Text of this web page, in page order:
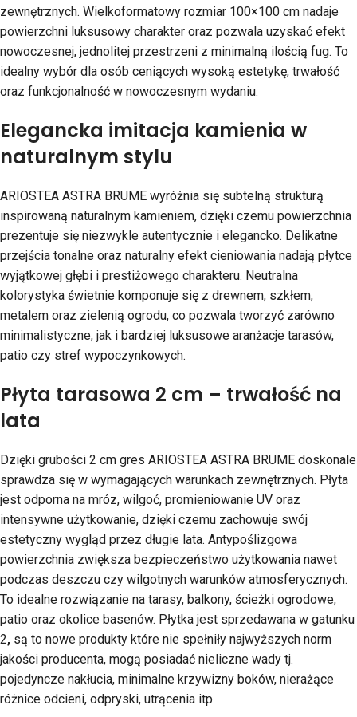
zewnętrznych. Wielkoformatowy rozmiar 100×100 cm nadaje
powierzchni luksusowy charakter oraz pozwala uzyskać efekt
nowoczesnej, jednolitej przestrzeni z minimalną ilością fug. To
idealny wybór dla osób ceniących wysoką estetykę, trwałość
oraz funkcjonalność w nowoczesnym wydaniu.
Elegancka imitacja kamienia w
naturalnym stylu
ARIOSTEA ASTRA BRUME wyróżnia się subtelną strukturą
inspirowaną naturalnym kamieniem, dzięki czemu powierzchnia
prezentuje się niezwykle autentycznie i elegancko. Delikatne
przejścia tonalne oraz naturalny efekt cieniowania nadają płytce
wyjątkowej głębi i prestiżowego charakteru. Neutralna
kolorystyka świetnie komponuje się z drewnem, szkłem,
metalem oraz zielenią ogrodu, co pozwala tworzyć zarówno
minimalistyczne, jak i bardziej luksusowe aranżacje tarasów,
patio czy stref wypoczynkowych.
Płyta tarasowa 2 cm – trwałość na
lata
Dzięki grubości 2 cm gres ARIOSTEA ASTRA BRUME doskonale
sprawdza się w wymagających warunkach zewnętrznych. Płyta
jest odporna na mróz, wilgoć, promieniowanie UV oraz
intensywne użytkowanie, dzięki czemu zachowuje swój
estetyczny wygląd przez długie lata. Antypoślizgowa
powierzchnia zwiększa bezpieczeństwo użytkowania nawet
podczas deszczu czy wilgotnych warunków atmosferycznych.
To idealne rozwiązanie na tarasy, balkony, ścieżki ogrodowe,
patio oraz okolice basenów. Płytka jest sprzedawana w gatunku
2, są to nowe produkty które nie spełniły najwyższych norm
jakości producenta, mogą posiadać nieliczne wady tj.
pojedyncze nakłucia, minimalne krzywizny boków, nierażące
różnice odcieni, odpryski, utrącenia itp